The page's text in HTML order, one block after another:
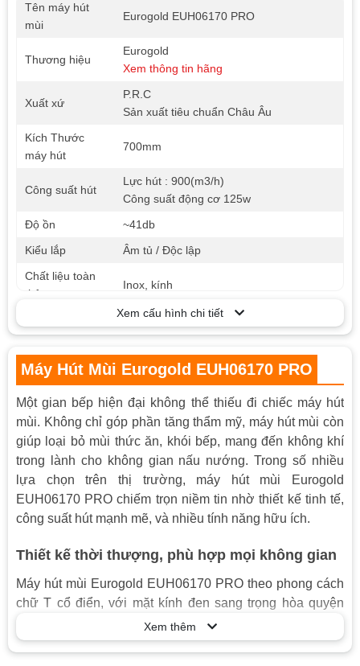
Tên máy hút
mùi
Eurogold EUH06170 PRO
Thương hiệu
Eurogold
Xem thông tin hãng
Xuất xứ
P.R.C
Sản xuất tiêu chuẩn Châu Âu
Kích Thước
máy hút
700mm
Công suất hút
Lực hút : 900(m3/h)
Công suất động cơ 125w
Độ ồn
~41db
Kiểu lắp
Âm tủ / Độc lập
Chất liệu toàn
thân
Inox, kính
220V/50Hz
Tiện ích
Máy hút mùi chữ T
Lưới lọc inox
Lọc khử mùi than hoạt tính
Đèn chiếu
Đèn led siêu sáng
Xem cấu hình chi tiết
Máy Hút Mùi Eurogold EUH06170 PRO
Một gian bếp hiện đại không thể thiếu đi chiếc máy hút
mùi. Không chỉ góp phần tăng thẩm mỹ, máy hút mùi còn
giúp loại bỏ mùi thức ăn, khói bếp, mang đến không khí
trong lành cho không gian nấu nướng. Trong số nhiều
lựa chọn trên thị trường, máy hút mùi Eurogold
EUH06170 PRO chiếm trọn niềm tin nhờ thiết kế tinh tế,
công suất hút mạnh mẽ, và nhiều tính năng hữu ích.
Thiết kế thời thượng, phù hợp mọi không gian
Máy hút mùi Eurogold EUH06170 PRO theo phong cách
chữ T cổ điển, với mặt kính đen sang trọng hòa quyện
cùng chất liệu inox bền bỉ. Máy hút mùi này không chỉ là
thiết bị nhà bếp thông thường, mà còn góp phần nâng
Xem thêm